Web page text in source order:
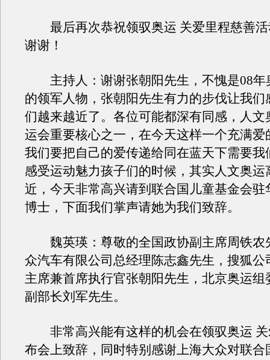
最后再次恭祝领驭奥运 关爱里程慈善活
谢谢！
主持人：谢谢张朝阳先生，不愧是08年
的领军人物，张朝阳先生有力的步伐让我们
们越来越近了。各位可能都深有同感，人文
运会重要核心之一，在今天这样一个充满爱
我们要把自己的爱传递给同在蓝天下需要我
感受运动魅力孩子们的时候，其实人文奥运
近，今天非常高兴请到联合国儿童基金会驻
博士，下面我们掌声请她为我们致辞。
魏英瑛：尊敬的全国政协副主席周铁农
众汽车有限公司总经理陈志鑫先生，搜狐公
主席兼首席执行官张朝阳先生，北京奥运组
副部长刘军先生。
非常高兴能有这样的机会在领驭奥运 关
布会上致辞，同时特别感谢上海大众对联合